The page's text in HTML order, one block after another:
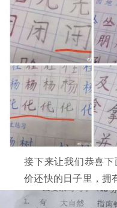
接下来让我们恭喜
价还快的日子里，拥